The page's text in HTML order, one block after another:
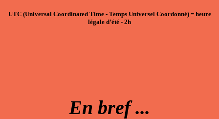
UTC(Universal Coordinated Time - Temps Universel Coordonné) =heure
légale d’été - 2h
En bref ...